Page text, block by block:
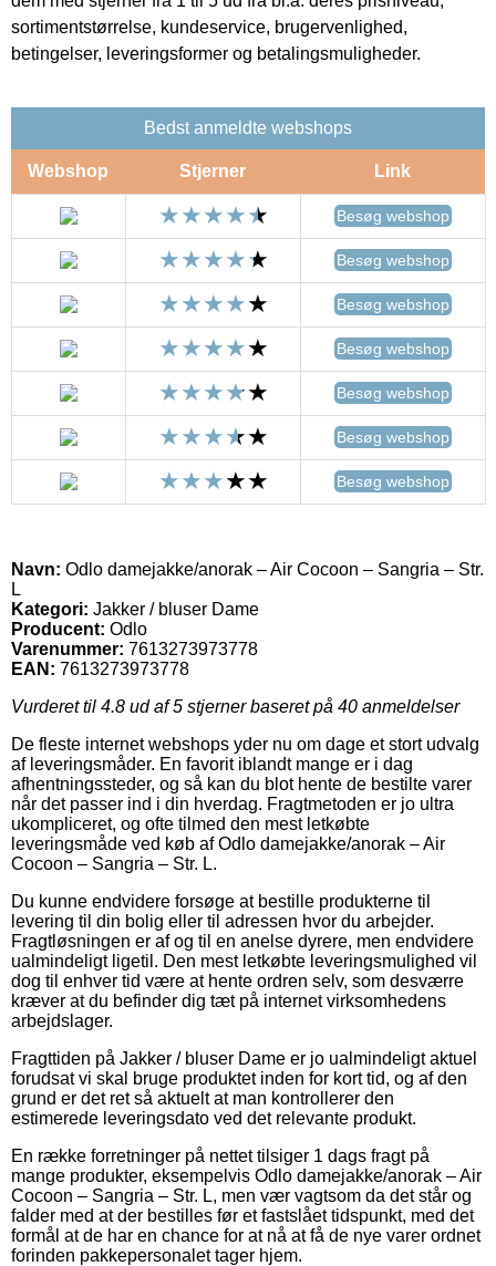
sortimentstørrelse, kundeservice, brugervenlighed,
betingelser, leveringsformer og betalingsmuligheder.
Bedst anmeldte webshops
Webshop Stjerner Link
Besøg webshop
Besøg webshop
Besøg webshop
Besøg webshop
Besøg webshop
Besøg webshop
Besøg webshop
Navn: Odlo damejakke/anorak – Air Cocoon – Sangria – Str.
L
Kategori: Jakker / bluser Dame
Producent: Odlo
Varenummer: 7613273973778
EAN: 7613273973778
Vurderet til 4.8 ud af 5 stjerner baseret på 40 anmeldelser
De fleste internet webshops yder nu om dage et stort udvalg
af leveringsmåder. En favorit iblandt mange er i dag
afhentningssteder, og så kan du blot hente de bestilte varer
når det passer ind i din hverdag. Fragtmetoden er jo ultra
ukompliceret, og ofte tilmed den mest letkøbte
leveringsmåde ved køb af Odlo damejakke/anorak – Air
Cocoon – Sangria – Str. L.
Du kunne endvidere forsøge at bestille produkterne til
levering til din bolig eller til adressen hvor du arbejder.
Fragtløsningen er af og til en anelse dyrere, men endvidere
ualmindeligt ligetil. Den mest letkøbte leveringsmulighed vil
dog til enhver tid være at hente ordren selv, som desværre
kræver at du befinder dig tæt på internet virksomhedens
arbejdslager.
Fragttiden på Jakker / bluser Dame er jo ualmindeligt aktuel
forudsat vi skal bruge produktet inden for kort tid, og af den
grund er det ret så aktuelt at man kontrollerer den
estimerede leveringsdato ved det relevante produkt.
En række forretninger på nettet tilsiger 1 dags fragt på
mange produkter, eksempelvis Odlo damejakke/anorak – Air
Cocoon – Sangria – Str. L, men vær vagtsom da det står og
falder med at der bestilles før et fastslået tidspunkt, med det
formål at de har en chance for at nå at få de nye varer ordnet
forinden pakkepersonalet tager hjem.